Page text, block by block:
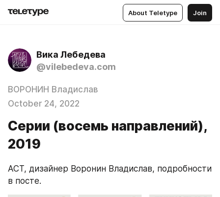
About Teletype Join
Вика Лебедева
@vilebedeva.com
ВОРОНИН Владислав
October 24, 2022
Серии (восемь направлений),
2019
АСТ, дизайнер Воронин Владислав, подробности
в посте.